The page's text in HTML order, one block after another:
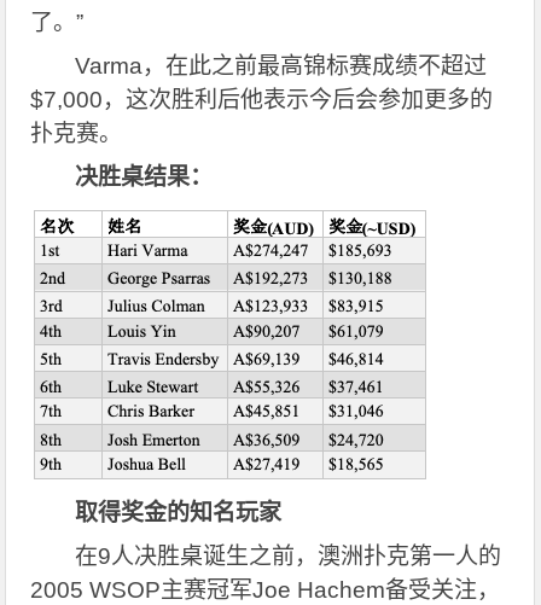
了。”
Varma，在此之前最高锦标赛成绩不超过
$7,000，这次胜利后他表示今后会参加更多的
扑克赛。
决胜桌结果：
取得奖金的知名玩家
在9人决胜桌诞生之前，澳洲扑克第一人的
2005 WSOP主赛冠军Joe Hachem备受关注，